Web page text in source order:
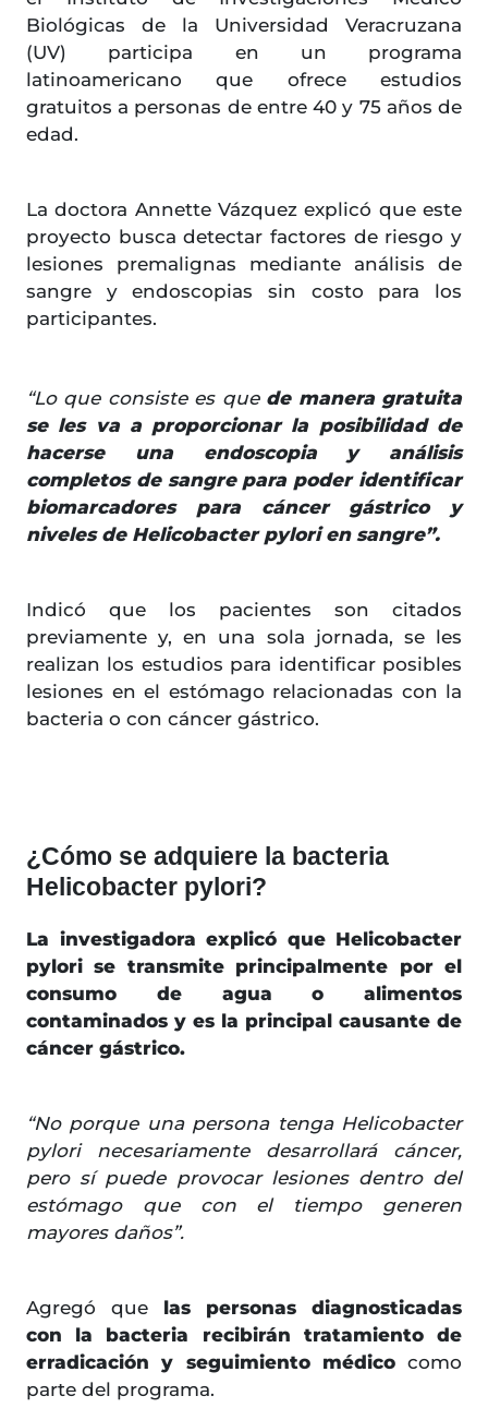
Biológicas de la Universidad Veracruzana
(UV) participa en un programa
latinoamericano que ofrece estudios
gratuitos a personas de entre 40 y 75 años de
edad.
La doctora Annette Vázquez explicó que este
proyecto busca detectar factores de riesgo y
lesiones premalignas mediante análisis de
sangre y endoscopias sin costo para los
participantes.
“Lo que consiste es que de manera gratuita
se les va a proporcionar la posibilidad de
hacerse una endoscopia y análisis
completos de sangre para poder identificar
biomarcadores para cáncer gástrico y
niveles de Helicobacter pylori en sangre”.
Indicó que los pacientes son citados
previamente y, en una sola jornada, se les
realizan los estudios para identificar posibles
lesiones en el estómago relacionadas con la
bacteria o con cáncer gástrico.
¿Cómo se adquiere la bacteria
Helicobacter pylori?
La investigadora explicó que Helicobacter
pylori se transmite principalmente por el
consumo de agua o alimentos
contaminados y es la principal causante de
cáncer gástrico.
“No porque una persona tenga Helicobacter
pylori necesariamente desarrollará cáncer,
pero sí puede provocar lesiones dentro del
estómago que con el tiempo generen
mayores daños”.
Agregó que las personas diagnosticadas
con la bacteria recibirán tratamiento de
erradicación y seguimiento médico como
parte del programa.